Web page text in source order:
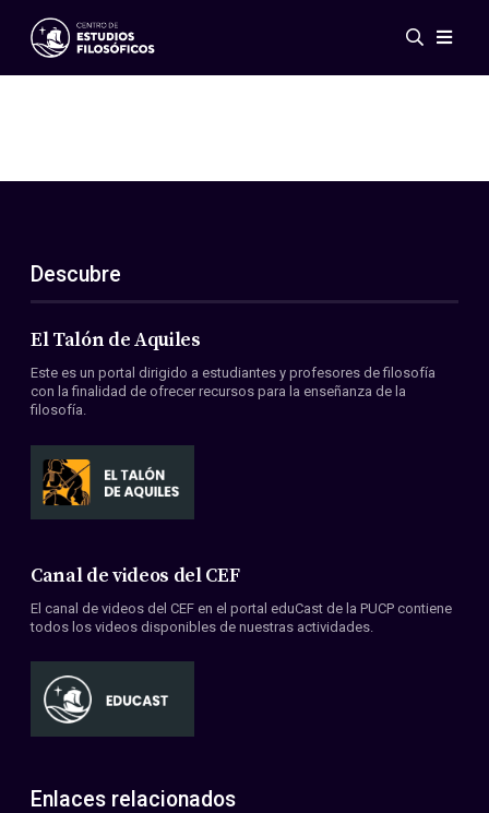
Eventos
ES
EN
Acerca de nosotros
Miembros
Convenios
Descubre
El Talón de Aquiles
Este es un portal dirigido a estudiantes y profesores de filosofía
con la finalidad de ofrecer recursos para la enseñanza de la
filosofía.
Canal de videos del CEF
El canal de videos del CEF en el portal eduCast de la PUCP contiene
todos los videos disponibles de nuestras actividades.
Enlaces relacionados